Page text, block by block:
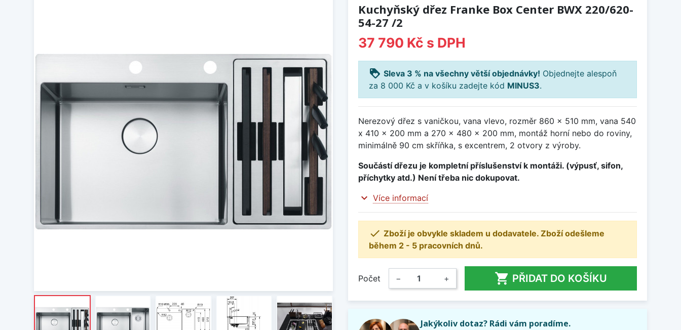
Kuchyňský dřez Franke Box Center BWX 220/620-
54-27 /2
37 790 Kč s DPH
loyalty Sleva 3 % na všechny větší objednávky! Objednejte alespoň
za 8 000 Kč a v košíku zadejte kód MINUS3.
Nerezový dřez s vaničkou, vana vlevo, rozměr 860 x 510 mm, vana 540
x 410 x 200 mm a 270 x 480 x 200 mm, montáž horní nebo do roviny,
minimálně 90 cm skříňka, s excentrem, 2 otvory z výroby.
Součástí dřezu je kompletní příslušenství k montáži. (výpusť, sifon,
příchytky atd.) Není třeba nic dokupovat.
expand_more Více informací
 Zboží je obvykle skladem u dodavatele. Zboží odešleme
během 2 - 5 pracovních dnů.
Počet − +  PŘIDAT DO KOŠÍKU
Jakýkoliv dotaz? Rádi vám poradíme.